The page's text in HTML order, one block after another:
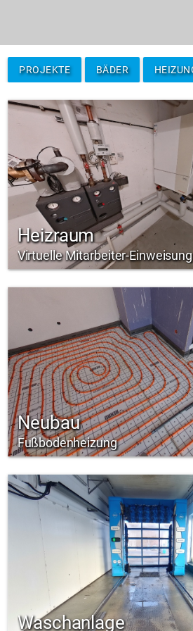
PROJEKTE BÄDER
Heizraum
Virtuelle Mitarbeiter-Einweisung
Neubau
Fußbodenheizung
Waschanlage